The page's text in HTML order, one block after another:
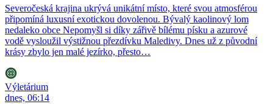
Severočeská krajina ukrývá unikátní místo, které svou atmosférou
připomíná luxusní exotickou dovolenou. Bývalý kaolinový lom
nedaleko obce Nepomyšl si díky zářivě bílému písku a azurové
vodě vysloužil výstižnou přezdívku Maledivy. Dnes už z původní
krásy zbylo jen malé jezírko, přesto…
Výletárium
dnes, 06:14